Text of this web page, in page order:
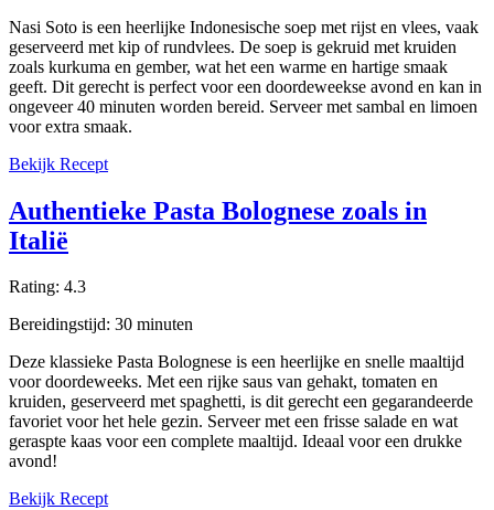
Nasi Soto is een heerlijke Indonesische soep met rijst en vlees, vaak
geserveerd met kip of rundvlees. De soep is gekruid met kruiden
zoals kurkuma en gember, wat het een warme en hartige smaak
geeft. Dit gerecht is perfect voor een doordeweekse avond en kan in
ongeveer 40 minuten worden bereid. Serveer met sambal en limoen
voor extra smaak.
Bekijk Recept
Authentieke Pasta Bolognese zoals in
Italië
Rating: 4.3
Bereidingstijd: 30 minuten
Deze klassieke Pasta Bolognese is een heerlijke en snelle maaltijd
voor doordeweeks. Met een rijke saus van gehakt, tomaten en
kruiden, geserveerd met spaghetti, is dit gerecht een gegarandeerde
favoriet voor het hele gezin. Serveer met een frisse salade en wat
geraspte kaas voor een complete maaltijd. Ideaal voor een drukke
avond!
Bekijk Recept